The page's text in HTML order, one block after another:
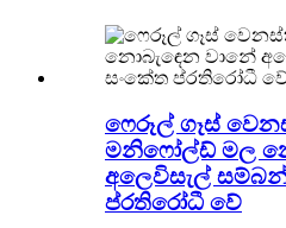
ෆෙරූල් ගෑස්
මනිෆෝල්ඩ් මල
අලෙවිසැල්
ප්රතිරෝධී වේ